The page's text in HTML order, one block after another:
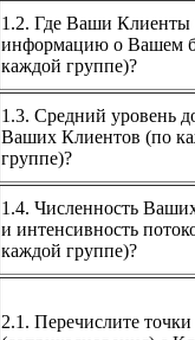
1.2. Где Ваши Клиенты
информацию о Вашем
каждой группе)?
1.3. Средний уровень
Ваших Клиентов (по
группе)?
1.4. Численность
и интенсивность
каждой группе)?
2.1. Перечислите точки